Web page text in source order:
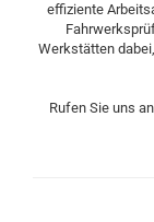
effiziente
Werkstätten
Rufen Sie uns